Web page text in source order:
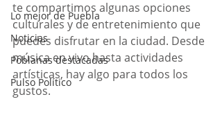
Lo mejor de Puebla
Noticias
Poblanas destacadas
Pulso Político
te compartimos algunas opciones
culturales y de entretenimiento que
puedes disfrutar en la ciudad. Desde
música en vivo hasta actividades
artísticas, hay algo para todos los
gustos.